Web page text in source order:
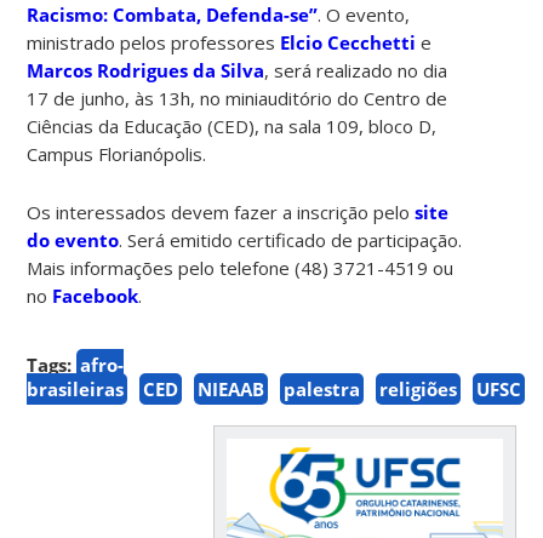
Racismo: Combata, Defenda-se”. O evento,
ministrado pelos professores Elcio Cecchetti e
Marcos Rodrigues da Silva, será realizado no dia
17 de junho, às 13h, no miniauditório do Centro de
Ciências da Educação (CED), na sala 109, bloco D,
Campus Florianópolis.
Os interessados devem fazer a inscrição pelosite
do evento. Será emitido certificado de participação.
Mais informações pelo telefone (48) 3721-4519 ou
no Facebook.
Tags: afro-
brasileiras
CED NIEAAB palestra religiões UFSC